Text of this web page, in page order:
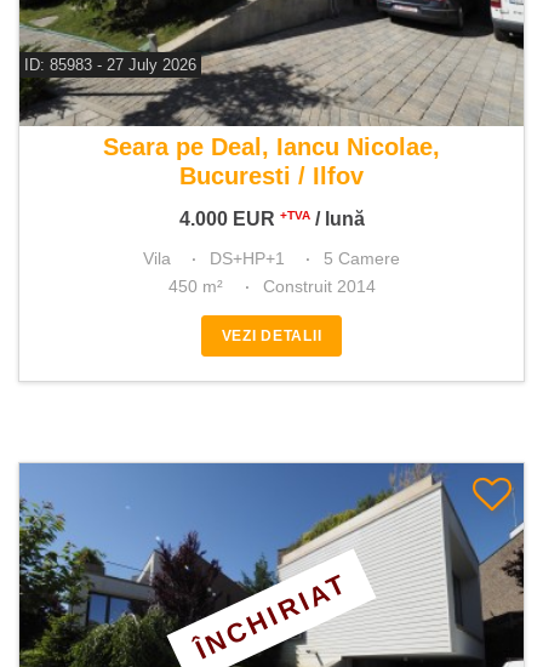
ID: 85983 - 27 July 2026
De inchiriat vila 5 camere
Seara pe Deal, Iancu Nicolae,
Bucuresti / Ilfov
4.000 EUR +TVA/ lună
Vila DS+HP+1
5 Camere
450 m²
Construit 2014
VEZI DETALII
ÎNCHIRIAT